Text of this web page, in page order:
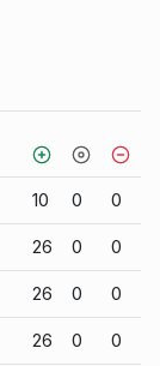
10 0 0
26 0 0
26 0 0
26 0 0